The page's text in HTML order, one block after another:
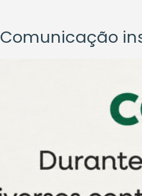
Comunicação